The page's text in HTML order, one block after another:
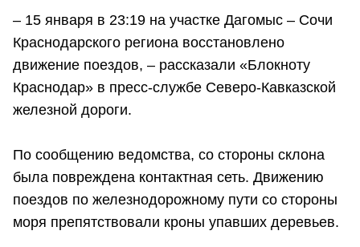
– 15 января в 23:19 на участке Дагомыс – Сочи
Краснодарского региона восстановлено
движение поездов, – рассказали «Блокноту
Краснодар» в пресс-службе Северо-Кавказской
железной дороги.
По сообщению ведомства, со стороны склона
была повреждена контактная сеть. Движению
поездов по железнодорожному пути со стороны
моря препятствовали кроны упавших деревьев.